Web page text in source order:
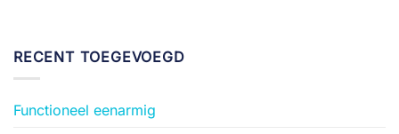
RECENT TOEGEVOEGD
Functioneel eenarmig